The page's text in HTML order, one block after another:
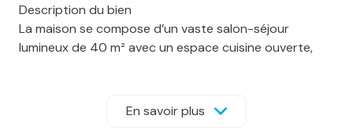
Description du bien
La maison se compose d’un vaste salon-séjour
lumineux de 40 m² avec un espace cuisine ouverte,
L’espace nuit comprend :En savoir plus